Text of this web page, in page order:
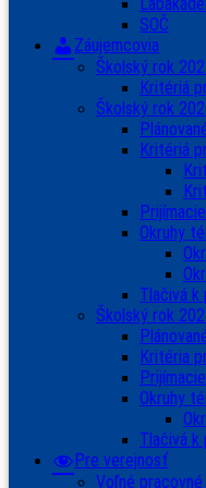
SOČ
Záujemcovia
Školský rok
Kritériá
Školský rok
Kritériá
Okruhy
Tlačivá k
Školský rok
Kritéria
Okruhy
Tlačivá k
Pre verejnosť
Voľné